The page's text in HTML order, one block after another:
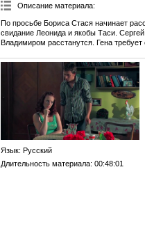
Описание материала:
По просьбе Бориса Стася начинает
свидание Леонида и якобы Таси.
Владимиром расстанутся. Гена
Язык: Русский
Длительность материала: 00:48:01